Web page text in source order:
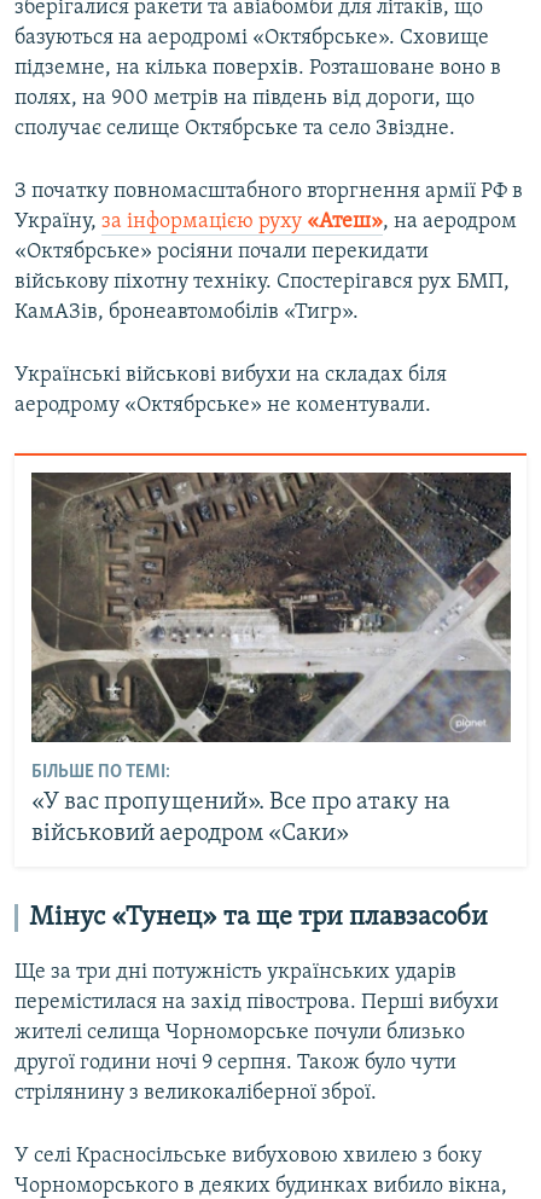
зберігалися ракети та авіабомби для літаків, що
базуються на аеродромі «Октябрське». Сховище
підземне, на кілька поверхів. Розташоване воно в
полях, на 900 метрів на південь від дороги, що
сполучає селище Октябрське та село Звіздне.
З початку повномасштабного вторгнення армії РФ в
Україну, за інформацією руху «Атеш», на аеродром
«Октябрське» росіяни почали перекидати
військову піхотну техніку. Спостерігався рух БМП,
КамАЗів, бронеавтомобілів «Тигр».
Українські військові вибухи на складах біля
аеродрому «Октябрське» не коментували.
БІЛЬШЕ ПО ТЕМІ:
«У вас пропущений». Все про атаку на
військовий аеродром «Саки»
Мінус «Тунец» та ще три плавзасоби
Ще за три дні потужність українських ударів
перемістилася на захід півострова. Перші вибухи
жителі селища Чорноморське почули близько
другої години ночі 9 серпня. Також було чути
стрілянину з великокаліберної зброї.
У селі Красносільське вибуховою хвилею з боку
Чорноморського в деяких будинках вибило вікна,